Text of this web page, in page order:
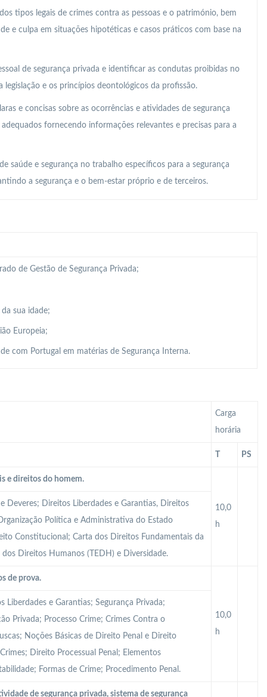
tipos legais de crimes contra as pessoas e o património, bem
e culpa em situações hipotéticas e casos práticos com base na
de segurança privada e identificar as condutas proibidas no
e os princípios deontológicos da profissão.
e concisas sobre as ocorrências e atividades de segurança
fornecendo informações relevantes e precisas para a
saúde e segurança no trabalho específicos para a segurança
a segurança e o bem-estar próprio e de terceiros.
de Gestão de Segurança Privada;
sua idade;
Europeia;
com Portugal em matérias de Segurança Interna.
Carga
horária
PS
e direitos do homem.
10,0
h
Deveres; Direitos Liberdades e Garantias, Direitos
Política e Administrativa do Estado
Constitucional; Carta dos Direitos Fundamentais da
Direitos Humanos (TEDH) e Diversidade.
de prova.
10,0
h
Liberdades e Garantias; Segurança Privada;
Privada; Processo Crime; Crimes Contra o
Noções Básicas de Direito Penal e Direito
Direito Processual Penal; Elementos
Formas de Crime; Procedimento Penal.
de segurança privada, sistema de segurança